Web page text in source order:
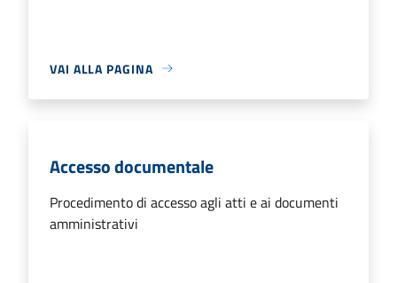
VAI ALLA PAGINA
Accesso documentale
Procedimento di accesso agli atti e ai documenti
amministrativi